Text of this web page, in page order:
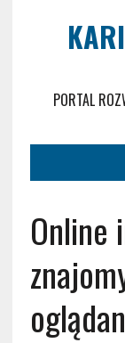
PORTAL
Online